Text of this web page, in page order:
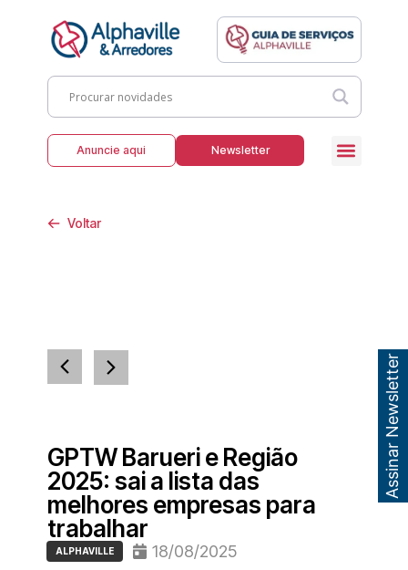
Anuncie aqui Newsletter
Voltar
GPTW Barueri e Região
2025: sai a lista das
melhores empresas para
trabalhar
ALPHAVILLE 18/08/2025
Assinar Newsletter